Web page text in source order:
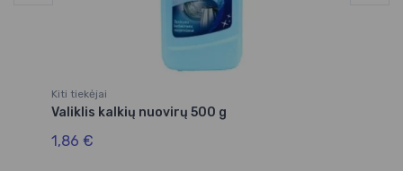
Kiti tiekėjai
Valiklis kalkių nuovirų 500 g
1,86 €